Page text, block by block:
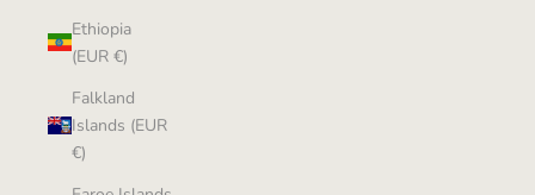
Ethiopia
(EUR €)
Falkland
Islands (EUR
€)